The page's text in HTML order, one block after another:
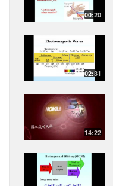
00:20
02:31
14:22